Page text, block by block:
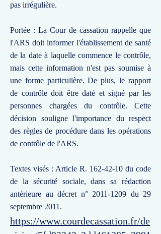
pas irrégulière.
Portée : La Cour de cassation rappelle que
l'ARS doit informer l'établissement de santé
de la date à laquelle commence le contrôle,
mais cette information n'est pas soumise à
une forme particulière. De plus, le rapport
de contrôle doit être daté et signé par les
personnes chargées du contrôle. Cette
décision souligne l'importance du respect
des règles de procédure dans les opérations
de contrôle de l'ARS.
Textes visés : Article R. 162-42-10 du code
de la sécurité sociale, dans sa rédaction
antérieure au décret n° 2011-1209 du 29
septembre 2011.
https://www.courdecassation.fr/de